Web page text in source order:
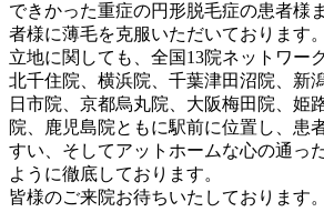
できかった重症の円形脱毛症の患者様
者様に薄毛を克服いただいております。
立地に関しても、全国13院ネットワー
北千住院、横浜院、千葉津田沼院、新
日市院、京都烏丸院、大阪梅田院、姫
院、鹿児島院ともに駅前に位置し、患
すい、そしてアットホームな心の通っ
ように徹底しております。
皆様のご来院お待ちいたしております。